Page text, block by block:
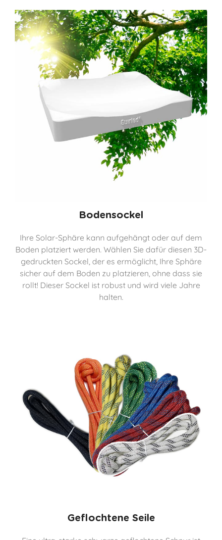
Bodensockel
Ihre Solar-Sphäre kann aufgehängt oder auf dem
Boden platziert werden. Wählen Sie dafür diesen 3D-
gedruckten Sockel, der es ermöglicht, Ihre Sphäre
sicher auf dem Boden zu platzieren, ohne dass sie
rollt! Dieser Sockel ist robust und wird viele Jahre
halten.
Geflochtene Seile